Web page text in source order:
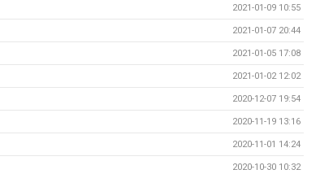
2021-01-09 10:55
2021-01-07 20:44
2021-01-05 17:08
2021-01-02 12:02
2020-12-07 19:54
2020-11-19 13:16
2020-11-01 14:24
2020-10-30 10:32